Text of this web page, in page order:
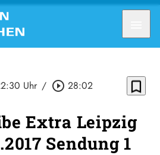
Uhr / play_circle_outline 28:02 bookmark_border
Extra Leipzig
Sendung 1